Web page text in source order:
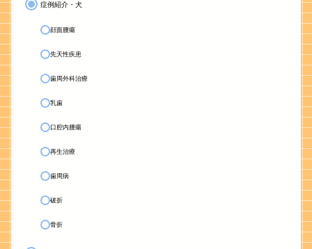
症例紹介・犬
顔面腫瘍
先天性疾患
歯周外科治療
乳歯
口腔内腫瘍
再生治療
歯周病
破折
骨折